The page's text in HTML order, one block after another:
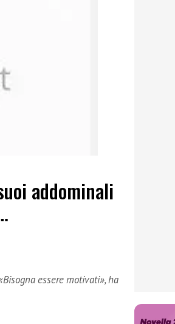
addominali
essere motivati», ha